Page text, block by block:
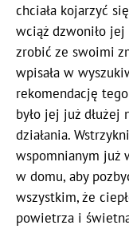
chciała kojarzyć
wciąż dzwoniło jej
zrobić ze swoimi
wpisała w
rekomendację
było jej już dłużej
działania.
wspomnianym już
w domu, aby
wszystkim, że
powietrza i